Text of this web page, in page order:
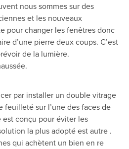
nous sommes sur des
et les nouveaux
pour changer les fenêtres donc
d’une pierre deux coups. C’est
de la lumière.
par installer un double vitrage
feuilleté sur l’une des faces de
est conçu pour éviter les
la plus adopté est autre .
qui achètent un bien en re